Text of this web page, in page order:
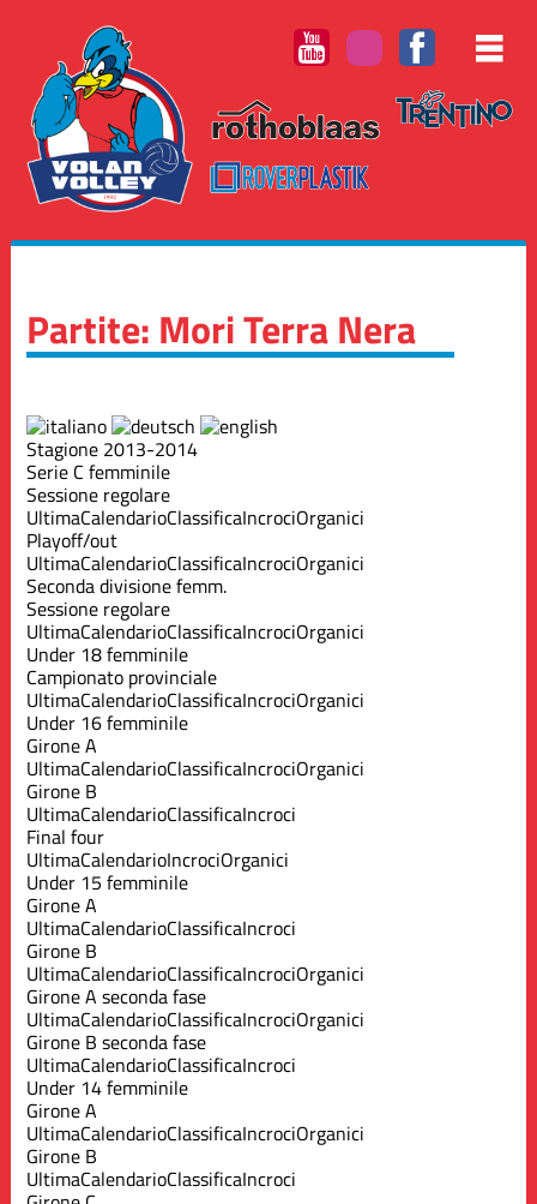
Partite: Mori Terra Nera
Stagione 2013-2014
Serie C femminile
Sessione regolare
UltimaCalendarioClassificaIncrociOrganici
Playoff/out
UltimaCalendarioClassificaIncrociOrganici
Seconda divisione femm.
Sessione regolare
UltimaCalendarioClassificaIncrociOrganici
Under 18 femminile
Campionato provinciale
UltimaCalendarioClassificaIncrociOrganici
Under 16 femminile
Girone A
UltimaCalendarioClassificaIncrociOrganici
Girone B
UltimaCalendarioClassificaIncroci
Final four
UltimaCalendarioIncrociOrganici
Under 15 femminile
Girone A
UltimaCalendarioClassificaIncroci
Girone B
UltimaCalendarioClassificaIncrociOrganici
Girone A seconda fase
UltimaCalendarioClassificaIncrociOrganici
Girone B seconda fase
UltimaCalendarioClassificaIncroci
Under 14 femminile
Girone A
UltimaCalendarioClassificaIncrociOrganici
Girone B
UltimaCalendarioClassificaIncroci